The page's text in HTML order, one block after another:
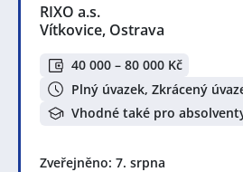
RIXO a.s.
Vítkovice, Ostrava
40 000 – 80 000 Kč
Plný úvazek, Zkrácený
Vhodné také pro
Zveřejněno: 7. srpna